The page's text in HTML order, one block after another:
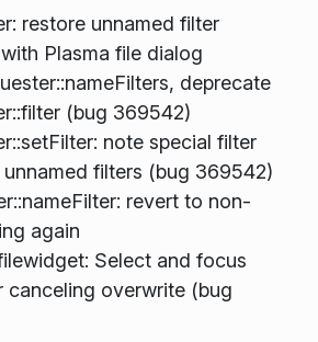
restore unnamed filter
Plasma file dialog
deprecate
(bug 369542)
note special filter
filters (bug 369542)
revert to non-
again
Select and focus
canceling overwrite (bug